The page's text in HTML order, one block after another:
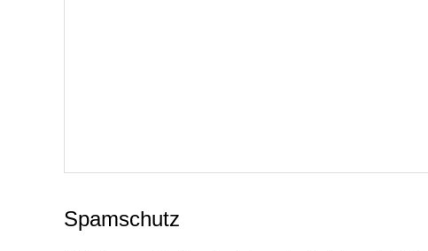
Spamschutz